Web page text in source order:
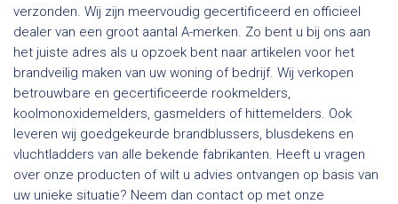
verzonden. Wij zijn meervoudig gecertificeerd en officieel
dealer van een groot aantal A-merken. Zo bent u bij ons aan
het juiste adres als u opzoek bent naar artikelen voor het
brandveilig maken van uw woning of bedrijf. Wij verkopen
betrouwbare en gecertificeerde rookmelders,
koolmonoxidemelders, gasmelders of hittemelders. Ook
leveren wij goedgekeurde brandblussers, blusdekens en
vluchtladders van alle bekende fabrikanten. Heeft u vragen
over onze producten of wilt u advies ontvangen op basis van
uw unieke situatie? Neem dan contact op met onze